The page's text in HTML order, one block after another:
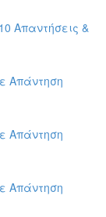
Απαντήσεις &
Απάντηση
Απάντηση
Απάντηση